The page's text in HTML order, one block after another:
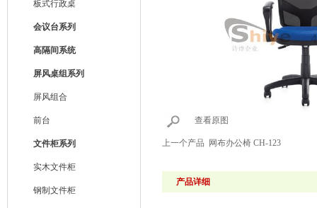
板式行政桌
会议台系列
高隔间系统
屏风桌组系列
屏风组合
前台
文件柜系列
实木文件柜
钢制文件柜
查看原图
上一个产品 网布办公椅 CH-123
产品详细